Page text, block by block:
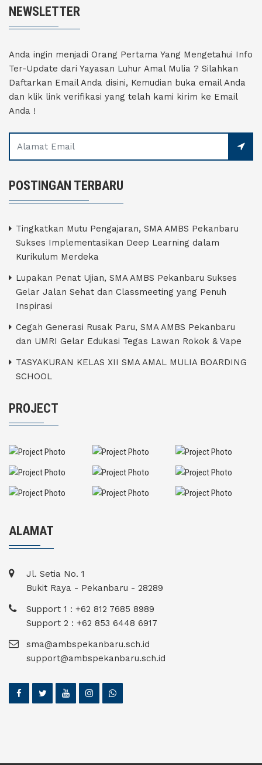
NEWSLETTER
Anda ingin menjadi Orang Pertama Yang Mengetahui Info
Ter-Update dari Yayasan Luhur Amal Mulia ? Silahkan
Daftarkan Email Anda disini, Kemudian buka email Anda
dan klik link verifikasi yang telah kami kirim ke Email
Anda !
POSTINGAN TERBARU
Tingkatkan Mutu Pengajaran, SMA AMBS Pekanbaru
Sukses Implementasikan Deep Learning dalam
Kurikulum Merdeka
Lupakan Penat Ujian, SMA AMBS Pekanbaru Sukses
Gelar Jalan Sehat dan Classmeeting yang Penuh
Inspirasi
Cegah Generasi Rusak Paru, SMA AMBS Pekanbaru
dan UMRI Gelar Edukasi Tegas Lawan Rokok & Vape
TASYAKURAN KELAS XII SMA AMAL MULIA BOARDING
SCHOOL
PROJECT
ALAMAT
Jl. Setia No. 1
Bukit Raya - Pekanbaru - 28289
Support 1 : +62 812 7685 8989
Support 2 : +62 853 6448 6917
sma@ambspekanbaru.sch.id
support@ambspekanbaru.sch.id